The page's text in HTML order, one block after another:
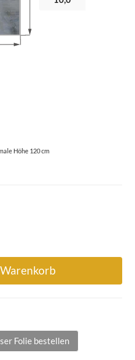
Höhe 120 cm
Folie bestellen